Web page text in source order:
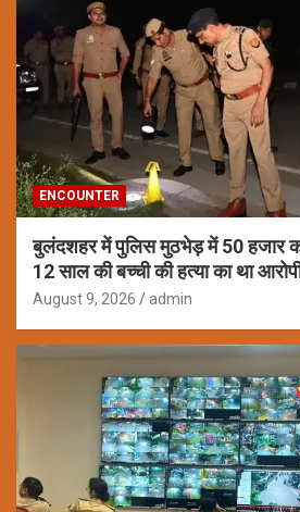
ENCOUNTER
बुलंदशहर में पुलिस मुठभेड़ में 50 हजार
12 साल की बच्ची की हत्या का था
August 9, 2026 admin